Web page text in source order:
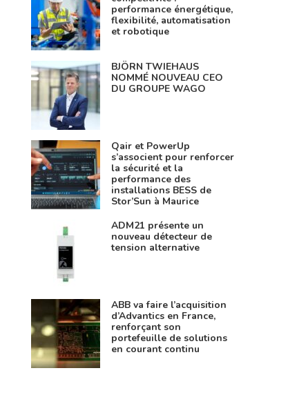
performance énergétique,
flexibilité, automatisation
et robotique
BJÖRN TWIEHAUS
NOMMÉ NOUVEAU CEO
DU GROUPE WAGO
Qair et PowerUp
s’associent pour renforcer
la sécurité et la
performance des
installations BESS de
Stor’Sun à Maurice
ADM21 présente un
nouveau détecteur de
tension alternative
ABB va faire l’acquisition
d’Advantics en France,
renforçant son
portefeuille de solutions
en courant continu